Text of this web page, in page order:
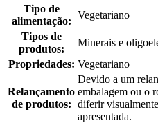
Tipo de
alimentação:
Vegetariano
Tipos de
produtos:
Minerais e
Propriedades: Vegetariano
Relançamento
de produtos:
Devido a um
embalagem ou o
diferir
apresentada.